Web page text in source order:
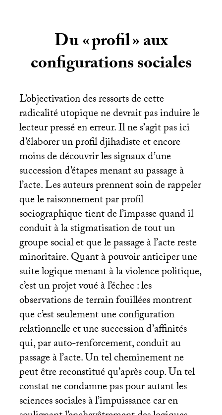
Du «profil» aux
configurations sociales
L’objectivation des ressorts de cette
radicalité utopique ne devrait pas induire le
lecteur pressé en erreur. Il ne s’agit pas ici
d’élaborer un profil djihadiste et encore
moins de découvrir les signaux d’une
succession d’étapes menant au passage à
l’acte. Les auteurs prennent soin de rappeler
que le raisonnement par profil
sociographique tient de l’impasse quand il
conduit à la stigmatisation de tout un
groupe social et que le passage à l’acte reste
minoritaire. Quant à pouvoir anticiper une
suite logique menant à la violence politique,
c’est un projet voué à l’échec : les
observations de terrain fouillées montrent
que c’est seulement une configuration
relationnelle et une succession d’affinités
qui, par auto-renforcement, conduit au
passage à l’acte. Un tel cheminement ne
peut être reconstitué qu’après coup. Un tel
constat ne condamne pas pour autant les
sciences sociales à l’impuissance car en